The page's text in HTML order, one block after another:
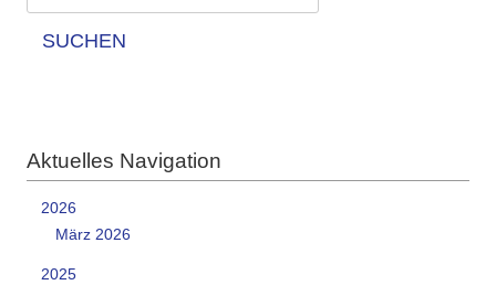
SUCHEN
Aktuelles Navigation
2026
März 2026
2025